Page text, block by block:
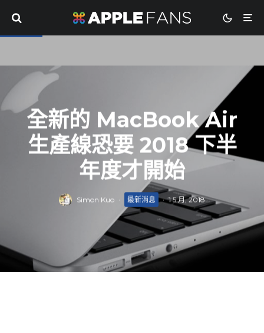
全新的 MacBook Air
生產線恐要 2018 下半
年度才開始
Simon Kuo · 最新消息 · 1 5 月, 2018